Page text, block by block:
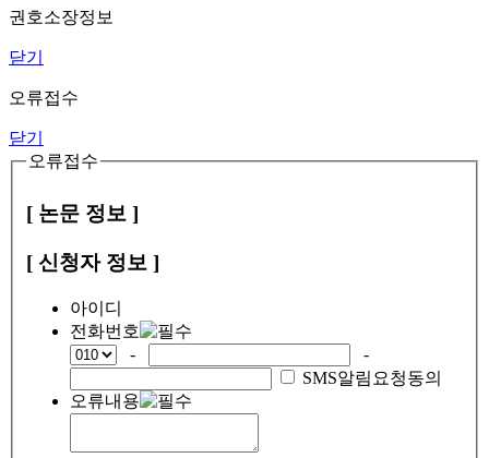
권호소장정보
닫기
오류접수
닫기
오류접수
[ 논문 정보 ]
[ 신청자 정보 ]
아이디
전화번호
-
-
SMS알림요청동의
오류내용